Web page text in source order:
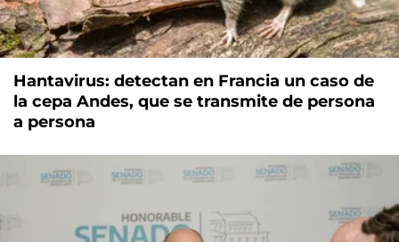
Hantavirus: detectan en Francia un caso de
la cepa Andes, que se transmite de persona
a persona